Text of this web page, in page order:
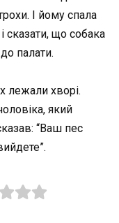
І йому спала
сказати, що собака
палати.
лежали хворі.
який
“Ваш пес